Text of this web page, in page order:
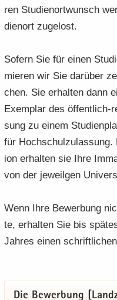
ren Stu­di­en­ort­wunsch
di­en­ort zu­ge­lost.
So­fern Sie für einen
mie­ren wir Sie dar­über
chen. Sie er­hal­ten dann
Ex­em­plar des öffentlich-​
sung zu einem
für
i­on er­hal­ten sie Ihre
von der je­weil­gen
Wenn Ihre Be­wer­bung
te, er­hal­ten Sie bis
Jah­res einen
Die Be­wer­bung